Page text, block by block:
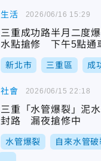
生活
三重成功路半月二度
水點搶修 下午5點通
新北市 三重區 成
2026/06/16 15:29
社會
三重「水管爆裂」泥
封路 漏夜搶修中
水管爆裂 自來水管破
2026/06/15 22:18